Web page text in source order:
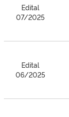
Edital
07/2025
Edital
06/2025